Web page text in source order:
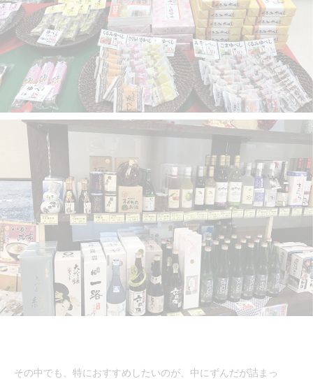
その中でも、特におすすめしたいのが、中にずんだが詰まっ